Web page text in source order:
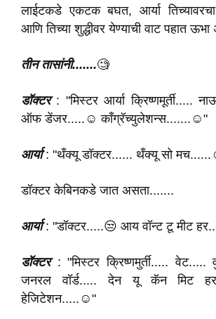
लाईटकडे एकटक बघत, आर्या
आणि तिच्या शुद्धीवर येण्याची वाट पहात
तीन तासांनी.......🧐
डॉक्टर: "मिस्टर आर्या क्रिष्णमूर्ती.....
ऑफ डेंजर.....☺️ काँग्रॅच्युलेशन्स.......☺️"
आर्या: "थँक्यू डॉक्टर...... थँक्यू सो
डॉक्टर केबिनकडे जात असता.......
आर्या: "डॉक्टर.....😒 आय वॉन्ट टू मीट
डॉक्टर: "मिस्टर क्रिष्णमुर्ती..... वेट.....
जनरल वॉर्ड..... देन यू कॅन मिट हर
हेजिटेशन.....☺️"